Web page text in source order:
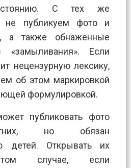
С тех же
публикуем фото и
а также обнаженные
«замыливания». Если
нецензурную лексику,
об этом маркировкой
формулировкой.
публиковать фото
но обязан
детей. Открывать их
случае, если